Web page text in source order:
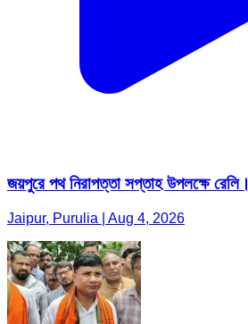
জয়পুরে পথ নিরাপত্তা সপ্তাহ উপলক্ষে রেলি।
Jaipur, Purulia | Aug 4, 2026